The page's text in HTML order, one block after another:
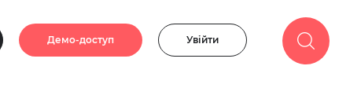
Демо-доступ Увійти